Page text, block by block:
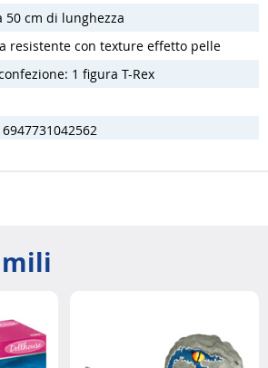
50 cm di lunghezza
resistente con texture effetto pelle
1 figura T-Rex